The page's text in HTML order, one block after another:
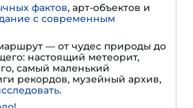
фактов, арт-объектов и
с современным
— от чудес природы до
настоящий метеорит,
самый маленький
рекордов, музейный архив,
.